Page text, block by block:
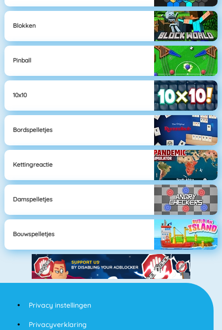
Blokken
Pinball
10x10
Bordspelletjes
Kettingreactie
Damspelletjes
Bouwspelletjes
Privacy instellingen
Privacyverklaring